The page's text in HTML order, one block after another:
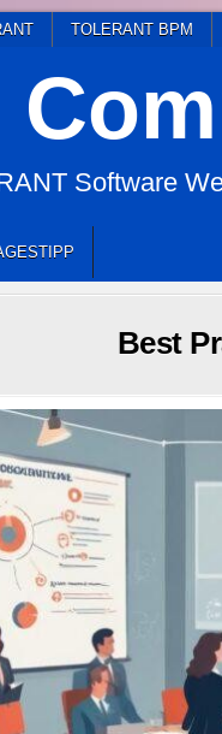
TOLERANT BPM
Software
Best